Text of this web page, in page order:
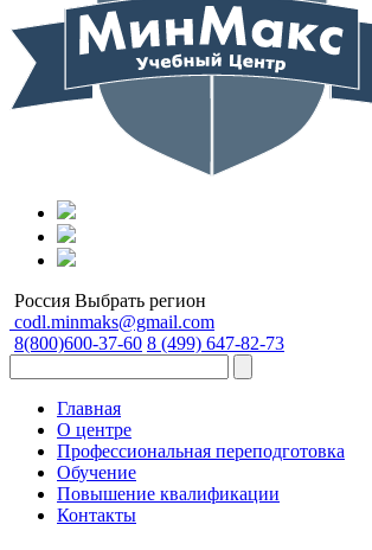
Россия Выбрать регион
codl.minmaks@gmail.com
8(800)600-37-60 8 (499) 647-82-73
Главная
О центре
Профессиональная переподготовка
Обучение
Повышение квалификации
Контакты